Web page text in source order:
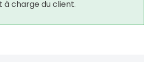
à charge du client.